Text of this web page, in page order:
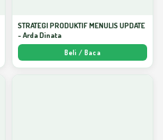
STRATEGI PRODUKTIF MENULIS UPDATE
- Arda Dinata
Beli / Baca